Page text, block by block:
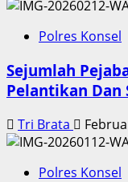
Polres Konsel
Sejumlah
Pelantikan Dan
Tri Brata
Polres Konsel